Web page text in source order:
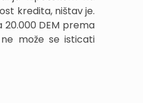
kredita, ništav je.
DEM prema
može se isticati